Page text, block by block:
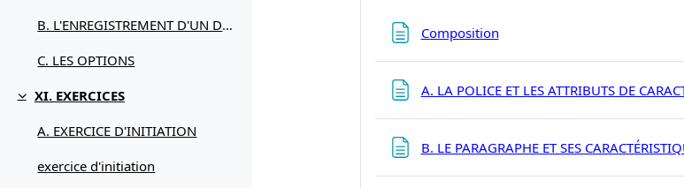
B. L'ENREGISTREMENT D'UN DOCUMENT
C. LES OPTIONS
Replier
XI. EXERCICES
A. EXERCICE D'INITIATION
exercice d'initiation
CompositionPage
A. LA POLICE ET LES ATTRIBUTS DE
B. LE PARAGRAPHE ET SES